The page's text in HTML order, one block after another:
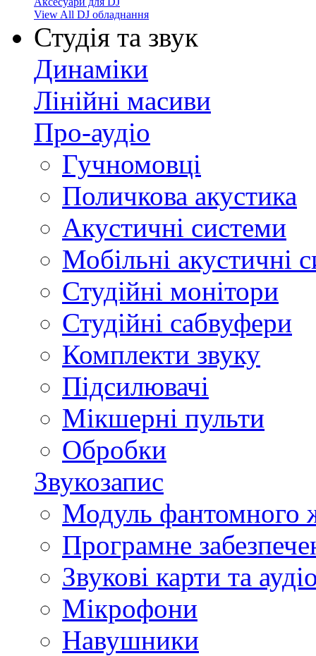
View All DJ обладнання
Студія та звук
Динаміки
Лінійні масиви
Про-аудіо
Гучномовці
Поличкова акустика
Акустичні системи
Мобільні акустичні
Студійні монітори
Студійні сабвуфери
Комплекти звуку
Підсилювачі
Мікшерні пульти
Обробки
Звукозапис
Модуль фантомного
Програмне
Звукові карти та
Мікрофони
Навушники